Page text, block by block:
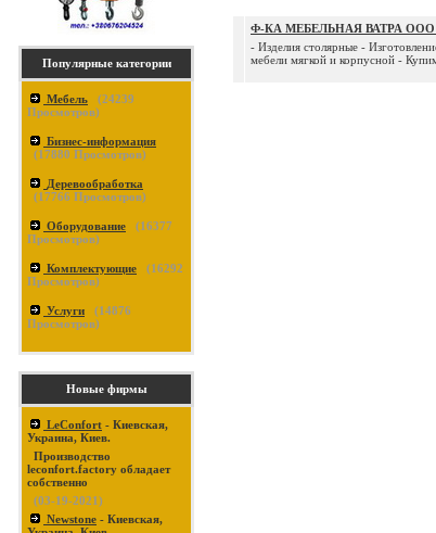
Популярные категории
Мебель (24239
Просмотров)
Бизнес-информация
(17880 Просмотров)
Деревообработка
(17766 Просмотров)
Оборудование (16377
Просмотров)
Комплектующие (16292
Просмотров)
Услуги (14876
Просмотров)
Новые фирмы
LeConfort - Киевская,
Украина, Киев.
Производство
leconfort.factory обладает
собственно
(03-19-2021)
Newstone - Киевская,
Ф-КА МЕБЕЛЬНАЯ ВАТРА ООО
- Изделия столярные -
мебели мягкой и корпусной -